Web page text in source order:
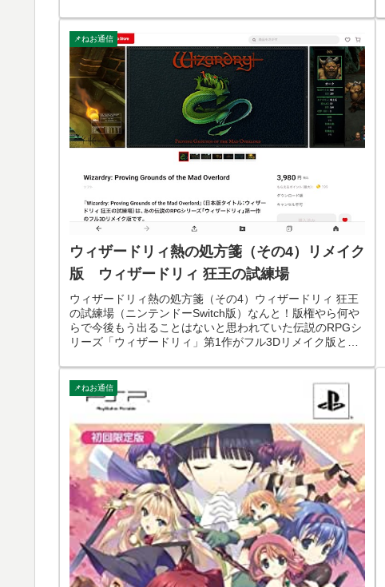
📌ねお通信
ウィザードリィ熱の処方箋（その4）リメイク
版 ウィザードリィ 狂王の試練場
ウィザードリィ熱の処方箋（その4）ウィザードリィ 狂王
の試練場（ニンテンドーSwitch版）なんと！版権やら何や
らで今後もう出ることはないと思われていた伝説のRPGシ
リーズ「ウィザードリィ」第1作がフル3Dリメイク版とし
📌ねお通信